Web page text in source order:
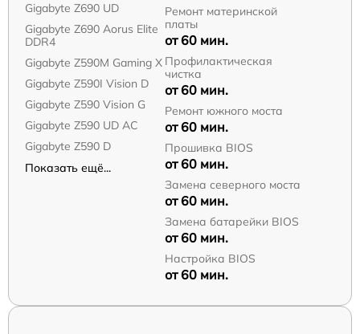
Gigabyte Z690 UD
Gigabyte Z690 Aorus Elite
DDR4
Gigabyte Z590M Gaming X
Gigabyte Z590I Vision D
Gigabyte Z590 Vision G
Gigabyte Z590 UD AC
Gigabyte Z590 D
Показать ещё...
Ремонт материнской
платы
от 60 мин.
Профилактическая
чистка
от 60 мин.
Ремонт южного моста
от 60 мин.
Прошивка BIOS
от 60 мин.
Замена северного моста
от 60 мин.
Замена батарейки BIOS
от 60 мин.
Настройка BIOS
от 60 мин.